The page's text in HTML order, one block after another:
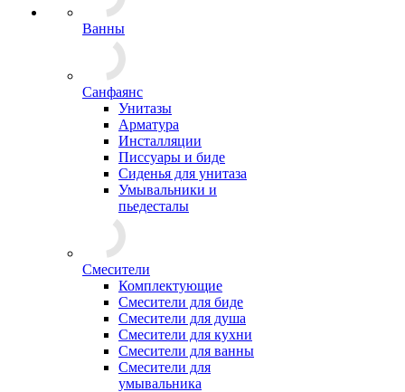
Ванны
Санфаянс
Унитазы
Арматура
Инсталляции
Писсуары и биде
Сиденья для унитаза
Умывальники и
пьедесталы
Смесители
Комплектующие
Смесители для биде
Смесители для душа
Смесители для кухни
Смесители для ванны
Смесители для
умывальника